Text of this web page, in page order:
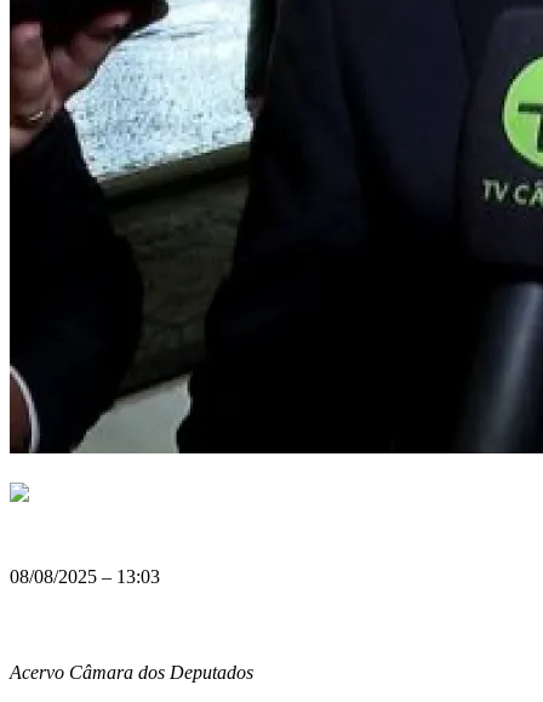
08/08/2025 – 13:03
Acervo Câmara dos Deputados